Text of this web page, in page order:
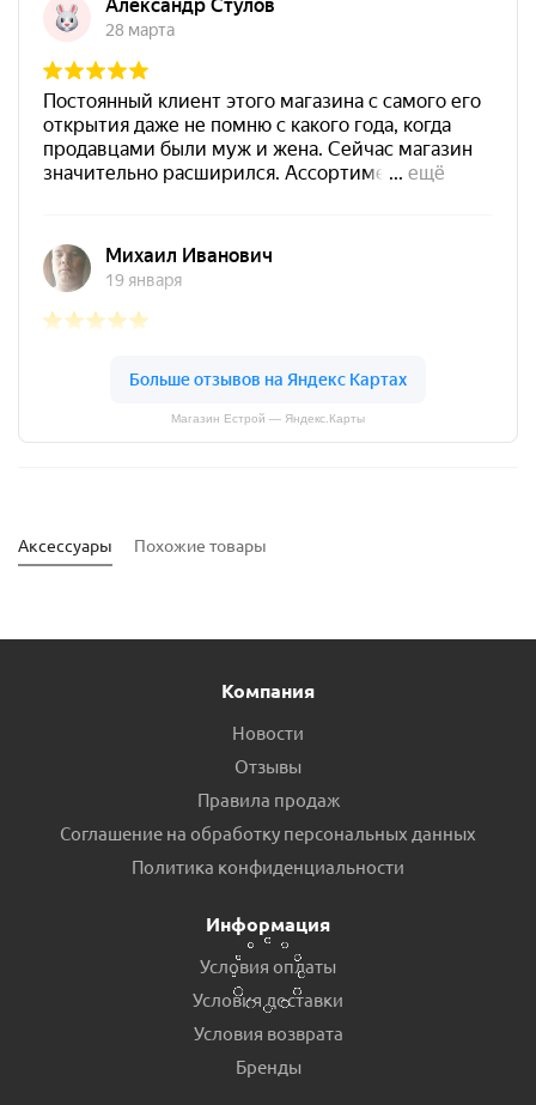
Магазин Естрой — Яндекс.Карты
Аксессуары Похожие товары
Есть в наличии (2)
Компания
Новости
Отзывы
Правила продаж
Соглашение на обработку персональных данных
Политика конфиденциальности
Информация
Условия оплаты
Условия доставки
Условия возврата
Бренды